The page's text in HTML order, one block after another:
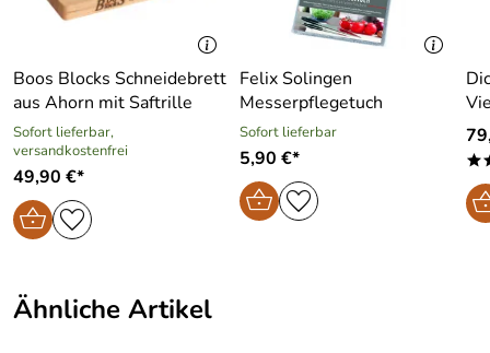
Um die handgearbeitete Oberfläche möglichst zu
erhalten, sollten Sie Ihr Messer nur von Hand reinigen
und aggressive Einflüsse meiden
Hersteller: Friedr. Dick GmbH & Co. KG, Esslinger Straße
4-10, 73779 Deizisau, mail@dick.de
Boos Blocks Schneidebrett
aus Ahorn mit Saftrille
Sofort lieferbar,
versandkostenfrei
49,90 €*
Felix Solingen
Messerpflegetuch
Sofort lieferbar
5,90 €*
Ähnliche Artikel